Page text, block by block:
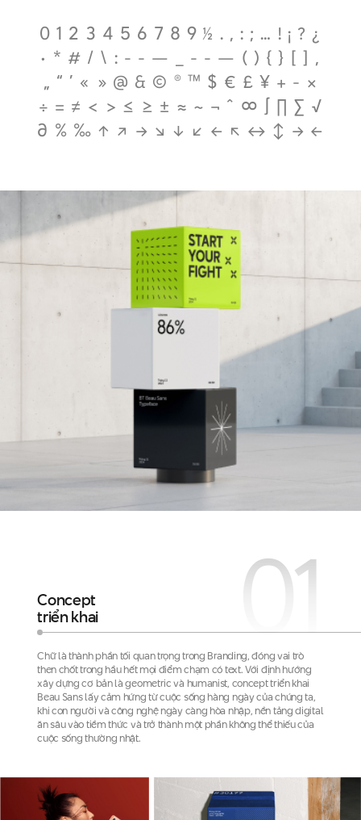
0 1 2 3 4 5 6 7 8 9 ½ . , : ; … ! ¡ ? ¿
· * # / \ : - - — _ - - — ( ) { } [ ] ‚
„ “ ’ « » @ & © ® ™ $ € £ ¥ + - ×
÷ = ≠ < > ≤ ≥ ± ≈ ~ ¬ ^ ∞ ∫ ∏ ∑ √
∂ % ‰ ↑ ↗ → ↘ ↓ ↙ ← ↖ ↔ ↕ → ←
01
Concept
triển khai
Chữ là thành phần tối quan trọng trong Branding, đóng vai trò
then chốt trong hầu hết mọi điểm chạm có text. Với định hướng
xây dựng cơ bản là geometric và humanist, concept triển khai
Beau Sans lấy cảm hứng từ cuộc sống hàng ngày của chúng ta,
khi con người và công nghệ ngày càng hòa nhập, nền tảng digital
ăn sâu vào tiềm thức và trở thành một phần không thể thiếu của
cuộc sống thường nhật.